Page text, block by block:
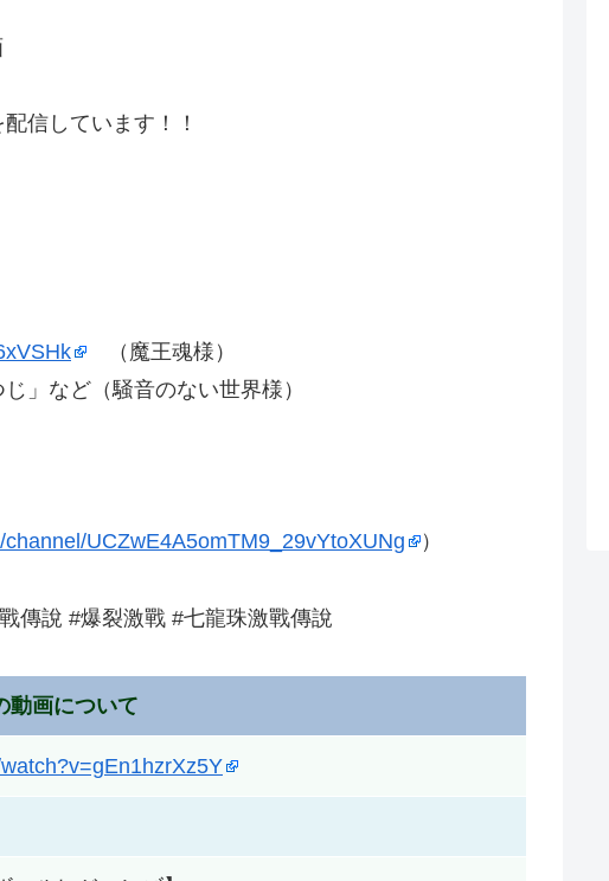
信しています！！
（魔王魂様）
」など（騒音のない世界様）
UCZwE4A5omTM9_29vYtoXUNg ）
傳說 #爆裂激戰 #七龍珠激戰傳說
動画について